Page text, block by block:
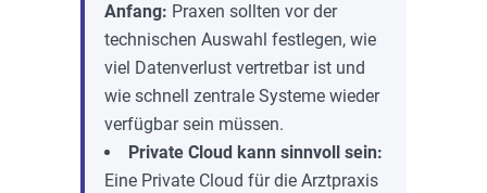
Anfang: Praxen sollten vor der
technischen Auswahl festlegen, wie
viel Datenverlust vertretbar ist und
wie schnell zentrale Systeme wieder
verfügbar sein müssen.
Private Cloud kann sinnvoll sein:
Eine Private Cloud für die Arztpraxis